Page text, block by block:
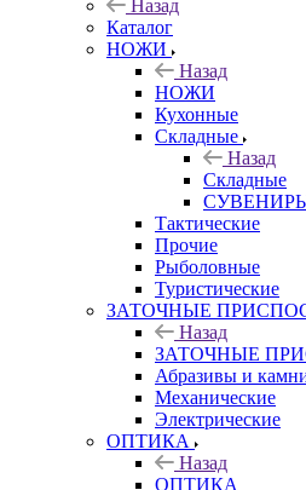
Назад
Каталог
НОЖИ
Назад
НОЖИ
Кухонные
Складные
Назад
Складные
Тактические
Прочие
Рыболовные
Туристические
ЗАТОЧНЫЕ
Назад
ЗАТОЧНЫЕ
Абразивы и
Механические
Электрические
ОПТИКА
Назад
ОПТИКА